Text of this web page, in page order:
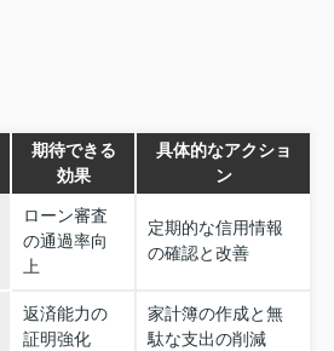
期待できる
効果
具体的なアクショ
ン
ローン審査
の通過率向
上
定期的な信用情報
の確認と改善
返済能力の
証明強化
家計簿の作成と無
駄な支出の削減